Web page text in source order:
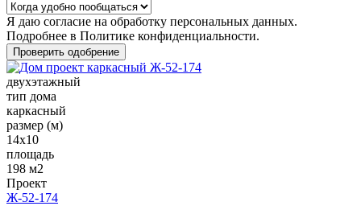
Я даю согласие на обработку персональных данных.
Подробнее в Политике конфиденциальности.
Проверить одобрение
двухэтажный
тип дома
каркасный
размер (м)
14x10
площадь
198 м2
Проект
Ж-52-174